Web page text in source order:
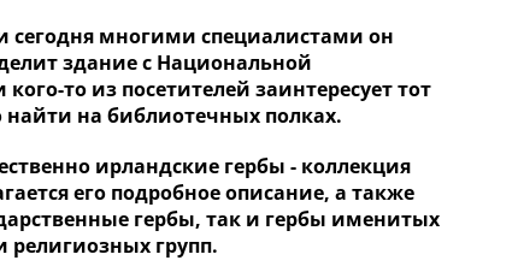
сегодня многими специалистами он
здание с Национальной
то из посетителей заинтересует тот
на библиотечных полках.
ирландские гербы - коллекция
его подробное описание, а также
гербы, так и гербы именитых
групп.